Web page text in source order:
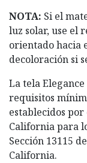
NOTA: Si el
luz solar, use el
orientado hacia
decoloración si
La tela
requisitos
establecidos por
California para
Sección 13115
California.